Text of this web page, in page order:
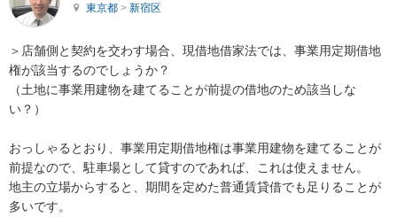
東京都 > 新宿区
＞店舗側と契約を交わす場合、現借地借家法では、事業用定期借地
権が該当するのでしょうか？
（土地に事業用建物を建てることが前提の借地のため該当しな
い？）
おっしゃるとおり、事業用定期借地権は事業用建物を建てることが
前提なので、駐車場として貸すのであれば、これは使えません。
地主の立場からすると、期間を定めた普通賃貸借でも足りることが
多いです。